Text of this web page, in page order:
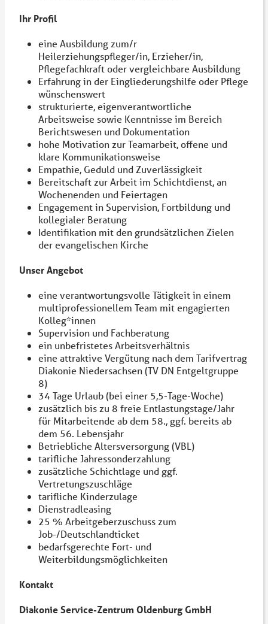
Ihr Profil
eine Ausbildung zum/r
Heilerziehungspfleger/in, Erzieher/in,
Pflegefachkraft oder vergleichbare Ausbildung
Erfahrung in der Eingliederungshilfe oder Pflege
wünschenswert
strukturierte, eigenverantwortliche
Arbeitsweise sowie Kenntnisse im Bereich
Berichtswesen und Dokumentation
hohe Motivation zur Teamarbeit, offene und
klare Kommunikationsweise
Empathie, Geduld und Zuverlässigkeit
Bereitschaft zur Arbeit im Schichtdienst, an
Wochenenden und Feiertagen
Engagement in Supervision, Fortbildung und
kollegialer Beratung
Identifikation mit den grundsätzlichen Zielen
der evangelischen Kirche
Unser Angebot
eine verantwortungsvolle Tätigkeit in einem
multiprofessionellem Team mit engagierten
Kolleg*innen
Supervision und Fachberatung
ein unbefristetes Arbeitsverhältnis
eine attraktive Vergütung nach dem Tarifvertrag
Diakonie Niedersachsen (TV DN Entgeltgruppe
8)
34 Tage Urlaub (bei einer 5,5-Tage-Woche)
zusätzlich bis zu 8 freie Entlastungstage/Jahr
für Mitarbeitende ab dem 58., ggf. bereits ab
dem 56. Lebensjahr
Betriebliche Altersversorgung (VBL)
tarifliche Jahressonderzahlung
zusätzliche Schichtlage und ggf.
Vertretungszuschläge
tarifliche Kinderzulage
Dienstradleasing
25 % Arbeitgeberzuschuss zum
Job-/Deutschlandticket
bedarfsgerechte Fort- und
Weiterbildungsmöglichkeiten
Kontakt
Diakonie Service-Zentrum Oldenburg GmbH